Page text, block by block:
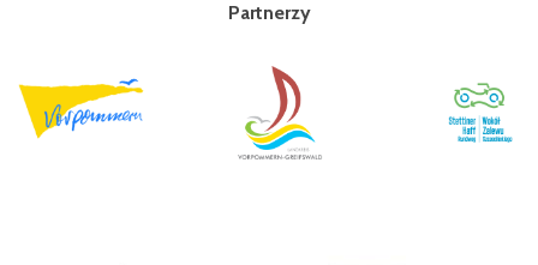
Partnerzy